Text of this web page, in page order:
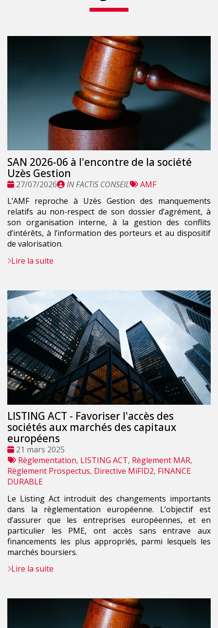
SAN 2026-06 à l'encontre de la société
Uzès Gestion
Date
27/07/2026
Publié
IN FACTIS CONSEIL
Tags
AMF
L’AMF reproche à Uzès Gestion des manquements
relatifs au non-respect de son dossier d’agrément, à
son organisation interne, à la gestion des conflits
d’intérêts, à l’information des porteurs et au dispositif
de valorisation.
Lire la suite
LISTING ACT - Favoriser l'accès des
sociétés aux marchés des capitaux
européens
Date
:
21 mars 2025
Tags
:
Règlementation, LISTING ACT, Règlement MAR,
Règlement Prospectus, Directive MiFID2, FINANCE
DURABLE
Le Listing Act introduit des changements importants
dans la règlementation européenne. L’objectif est
d’assurer que les entreprises européennes, et en
particulier les PME, ont accès sans entrave aux
financements les plus appropriés, parmi lesquels les
marchés boursiers.
Lire la suite